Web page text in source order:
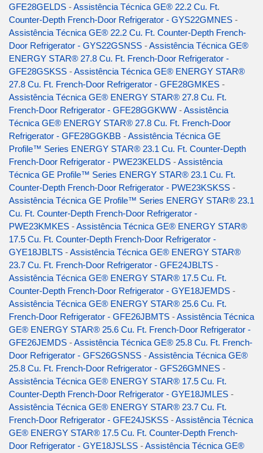
GFE28GELDS -Assistência Técnica GE® 22.2 Cu. Ft.
Counter-Depth French-Door Refrigerator - GYS22GMNES -
Assistência Técnica GE® 22.2 Cu. Ft. Counter-Depth French-
Door Refrigerator - GYS22GSNSS -Assistência Técnica GE®
ENERGY STAR® 27.8 Cu. Ft. French-Door Refrigerator -
GFE28GSKSS -Assistência Técnica GE® ENERGY STAR®
27.8 Cu. Ft. French-Door Refrigerator - GFE28GMKES -
Assistência Técnica GE® ENERGY STAR® 27.8 Cu. Ft.
French-Door Refrigerator - GFE28GGKWW -Assistência
Técnica GE® ENERGY STAR® 27.8 Cu. Ft. French-Door
Refrigerator - GFE28GGKBB -Assistência Técnica GE
Profile™ Series ENERGY STAR® 23.1 Cu. Ft. Counter-Depth
French-Door Refrigerator - PWE23KELDS -Assistência
Técnica GE Profile™ Series ENERGY STAR® 23.1 Cu. Ft.
Counter-Depth French-Door Refrigerator - PWE23KSKSS -
Assistência Técnica GE Profile™ Series ENERGY STAR® 23.1
Cu. Ft. Counter-Depth French-Door Refrigerator -
PWE23KMKES -Assistência Técnica GE® ENERGY STAR®
17.5 Cu. Ft. Counter-Depth French-Door Refrigerator -
GYE18JBLTS -Assistência Técnica GE® ENERGY STAR®
23.7 Cu. Ft. French-Door Refrigerator - GFE24JBLTS -
Assistência Técnica GE® ENERGY STAR® 17.5 Cu. Ft.
Counter-Depth French-Door Refrigerator - GYE18JEMDS -
Assistência Técnica GE® ENERGY STAR® 25.6 Cu. Ft.
French-Door Refrigerator - GFE26JBMTS -Assistência Técnica
GE® ENERGY STAR® 25.6 Cu. Ft. French-Door Refrigerator -
GFE26JEMDS -Assistência Técnica GE® 25.8 Cu. Ft. French-
Door Refrigerator - GFS26GSNSS -Assistência Técnica GE®
25.8 Cu. Ft. French-Door Refrigerator - GFS26GMNES -
Assistência Técnica GE® ENERGY STAR® 17.5 Cu. Ft.
Counter-Depth French-Door Refrigerator - GYE18JMLES -
Assistência Técnica GE® ENERGY STAR® 23.7 Cu. Ft.
French-Door Refrigerator - GFE24JSKSS -Assistência Técnica
GE® ENERGY STAR® 17.5 Cu. Ft. Counter-Depth French-
Door Refrigerator - GYE18JSLSS -Assistência Técnica GE®